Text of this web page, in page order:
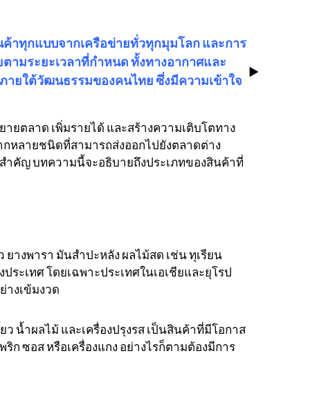
าทุกแบบจากเครือข่ายทั่วทุกมุมโลก และการ
ามระยะเวลาที่กำหนด ทั้งทางอากาศและ
ายใต้วัฒนธรรมของคนไทย ซึ่งมีความเข้าใจ
ยตลาด เพิ่มรายได้ และสร้างความเติบโตทาง
หลายชนิดที่สามารถส่งออกไปยังตลาดต่าง
ำคัญ บทความนี้จะอธิบายถึงประเภทของสินค้าที่
างพารา มันสำปะหลัง ผลไม้สด เช่น ทุเรียน
ะเทศ โดยเฉพาะประเทศในเอเชียและยุโรป
งเข้มงวด
น้ำผลไม้ และเครื่องปรุงรส เป็นสินค้าที่มีโอกาส
ก ซอส หรือเครื่องแกง อย่างไรก็ตามต้องมีการ